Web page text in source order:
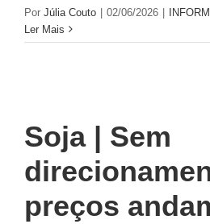
Por Júlia Couto 02/06/2026
Ler Mais
Soja | Sem
preços